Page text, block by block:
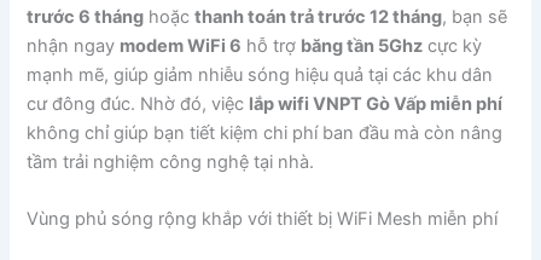
trước 6 tháng hoặcthanh toán trả trước 12 tháng, bạn sẽ
nhận ngay modem WiFi 6 hỗ trợ băng tần 5Ghz cực kỳ
mạnh mẽ, giúp giảm nhiễu sóng hiệu quả tại các khu dân
cư đông đúc. Nhờ đó, việc lắp wifi VNPT Gò Vấp miễn phí
không chỉ giúp bạn tiết kiệm chi phí ban đầu mà còn nâng
tầm trải nghiệm công nghệ tại nhà.
Vùng phủ sóng rộng khắp với thiết bị WiFi Mesh miễn phí